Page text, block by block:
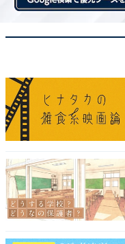
ラインアップ
全6種
・ひまわり
・シロ
・ネネちゃんうさぎ
・ぶりぶりざえもん